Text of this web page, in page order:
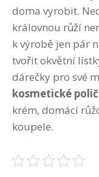
doma vyrobit.
královnou růží
k výrobě jen pár
tvořit okvětní
dárečky pro své
kosmetické
krém, domácí
koupele.